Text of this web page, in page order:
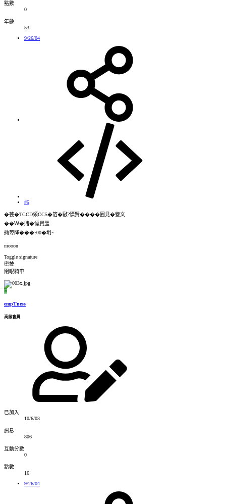
點數
0
年齡
53
9/26/04
#5
�芸�TCCD頝CC5�箔�敺?憟賢����圈見�鈭文
��Ｗ�賭�憟賢噩
撱箄降���?00�坍~
mooon
Toggle signature
密技
閉眼騎車
E
empTness
高級會員
已加入
10/6/03
訊息
806
互動分數
0
點數
16
9/26/04